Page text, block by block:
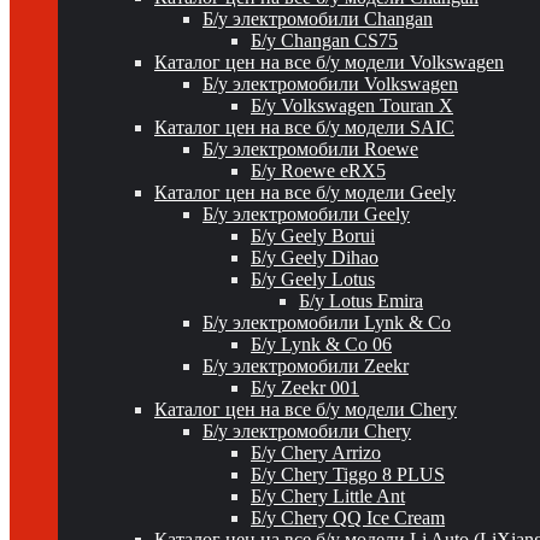
Б/у электромобили Changan
Б/у Changan CS75
Каталог цен на все б/у модели Volkswagen
Б/у электромобили Volkswagen
Б/у Volkswagen Touran X
Каталог цен на все б/у модели SAIC
Б/у электромобили Roewe
Б/у Roewe eRX5
Каталог цен на все б/у модели Geely
Б/у электромобили Geely
Б/у Geely Borui
Б/у Geely Dihao
Б/у Geely Lotus
Б/у Lotus Emira
Б/у электромобили Lynk & Co
Б/у Lynk & Co 06
Б/у электромобили Zeekr
Б/у Zeekr 001
Каталог цен на все б/у модели Chery
Б/у электромобили Chery
Б/у Chery Arrizo
Б/у Chery Tiggo 8 PLUS
Б/у Chery Little Ant
Б/у Chery QQ Ice Cream